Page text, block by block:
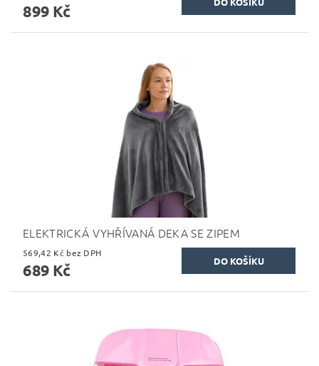
899 Kč
ELEKTRICKÁ VYHŘÍVANÁ DEKA SE ZIPEM
569,42 Kč bez DPH
689 Kč